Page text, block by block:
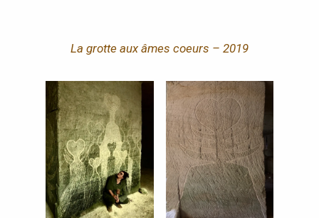
La grotte aux âmes coeurs – 2019